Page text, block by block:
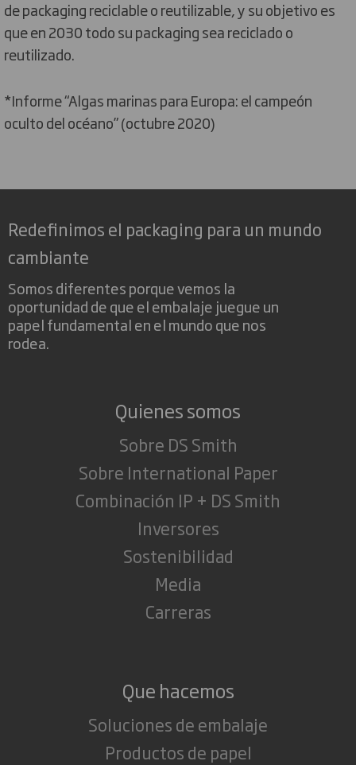
de packaging reciclable o reutilizable, y su objetivo es
que en 2030 todo su packaging sea reciclado o
reutilizado.
*Informe “Algas marinas para Europa: el campeón
oculto del océano” (octubre 2020)
Redefinimos el packaging para un mundo
cambiante
Somos diferentes porque vemos la
oportunidad de que el embalaje juegue un
papel fundamental en el mundo que nos
rodea.
Quienes somos
Sobre DS Smith
Sobre International Paper
Combinación IP + DS Smith
Inversores
Sostenibilidad
Media
Carreras
Que hacemos
Soluciones de embalaje
Productos de papel